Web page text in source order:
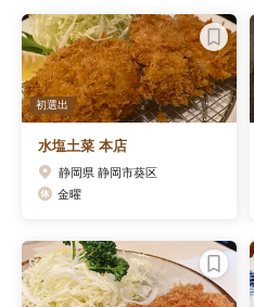
初選出
水塩土菜 本店
静岡県 静岡市葵区
金曜